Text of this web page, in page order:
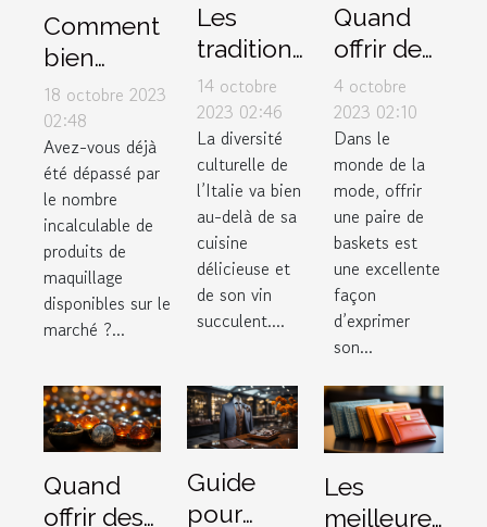
Comment
bien
choisir ses
produits
de
maquillage
selon son
type de
peau ?
18 octobre 2023
02:48
Avez-vous déjà
été dépassé par
le nombre
incalculable de
produits de
maquillage
disponibles sur le
marché ?...
Les
traditions
de
mariage
uniques
en Italie
14 octobre
2023 02:46
La diversité
culturelle de
l’Italie va bien
au-delà de sa
cuisine
délicieuse et
de son vin
succulent....
Quand
offrir des
sneakers
Air
Jordan 4
Retro
Thunder
2023
comme
cadeau
4 octobre
2023 02:10
Dans le
monde de la
mode, offrir
une paire de
baskets est
une excellente
façon
d’exprimer
son...
Quand
offrir des
Guide
pour
Les
meilleures